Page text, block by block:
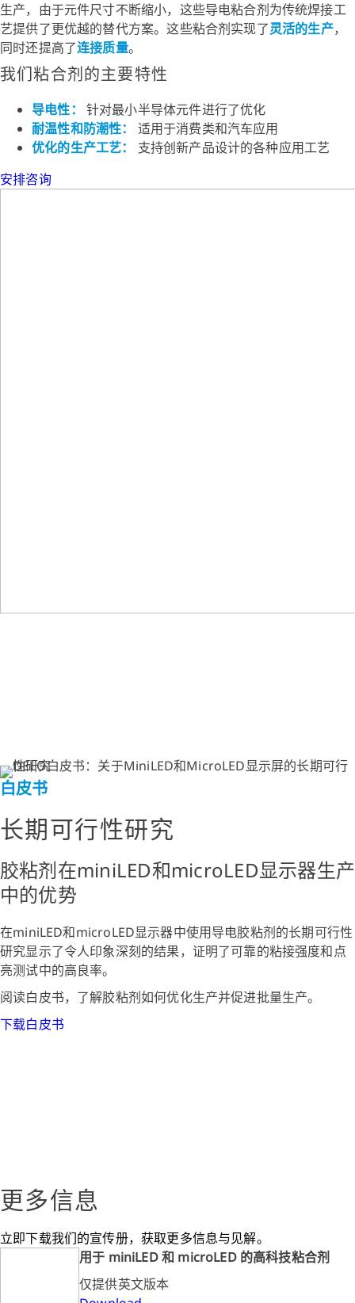
生产，由于元件尺寸不断缩小，这些导电粘合剂为传统焊接工
艺提供了更优越的替代方案。这些粘合剂实现了灵活的生产，
同时还提高了连接质量。
我们粘合剂的主要特性
导电性： 针对最小半导体元件进行了优化
耐温性和防潮性： 适用于消费类和汽车应用
优化的生产工艺： 支持创新产品设计的各种应用工艺
安排咨询
白皮书
长期可行性研究
胶粘剂在miniLED和microLED显示器生产
中的优势
在miniLED和microLED显示器中使用导电胶粘剂的长期可行性
研究显示了令人印象深刻的结果，证明了可靠的粘接强度和点
亮测试中的高良率。
阅读白皮书，了解胶粘剂如何优化生产并促进批量生产。
下载白皮书
更多信息
立即下载我们的宣传册，获取更多信息与见解。
用于 miniLED 和 microLED 的高科技粘合剂
仅提供英文版本